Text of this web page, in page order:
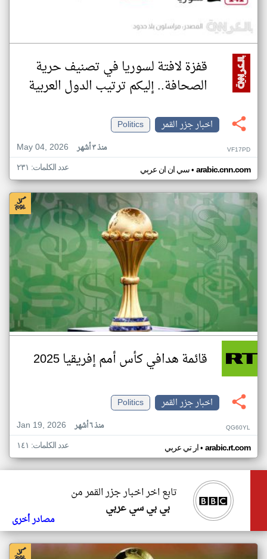
قفزة لافتة لسوريا في تصنيف حرية
الصحافة.. إليكم ترتيب الدول العربية
اخبار جزر القمر
Politics
May 04, 2026
منذ ٣ أشهر VF17PD
سي ان ان عربي• arabic.cnn.com عدد الكلمات: ٢٣١
قائمة هدافي كأس أمم إفريقيا 2025
اخبار جزر القمر
Politics
Jan 19, 2026
منذ ٦ أشهر QG60YL
ار تي عربي• arabic.rt.com عدد الكلمات: ١٤١
تابع اخر اخبار جزر القمر من
بي بي سي عربي
مصادر أخرى